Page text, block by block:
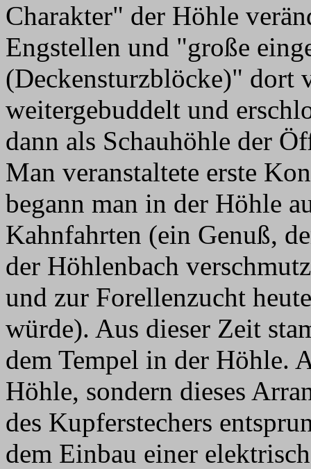
Charakter" der Höhle
Engstellen und "große
(Deckensturzblöcke)" dort
weitergebuddelt und
dann als Schauhöhle der
Man veranstaltete erste
begann man in der Höhle
Kahnfahrten (ein Genuß,
der Höhlenbach
und zur Forellenzucht
würde). Aus dieser Zeit
dem Tempel in der Höhle.
Höhle, sondern dieses
des Kupferstechers
dem Einbau einer